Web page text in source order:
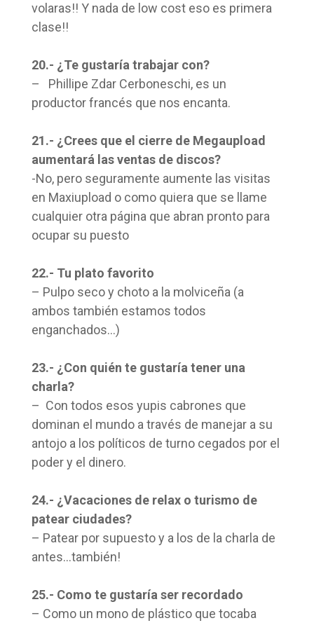
volaras!! Y nada de low cost eso es primera
clase!!
20.- ¿Te gustaría trabajar con?
– Phillipe Zdar Cerboneschi, es un
productor francés que nos encanta.
21.- ¿Crees que el cierre de Megaupload
aumentará las ventas de discos?
-No, pero seguramente aumente las visitas
en Maxiupload o como quiera que se llame
cualquier otra página que abran pronto para
ocupar su puesto
22.- Tu plato favorito
– Pulpo seco y choto a la molviceña (a
ambos también estamos todos
enganchados…)
23.- ¿Con quién te gustaría tener una
charla?
– Con todos esos yupis cabrones que
dominan el mundo a través de manejar a su
antojo a los políticos de turno cegados por el
poder y el dinero.
24.- ¿Vacaciones de relax o turismo de
patear ciudades?
– Patear por supuesto y a los de la charla de
antes…también!
25.- Como te gustaría ser recordado
– Como un mono de plástico que tocaba